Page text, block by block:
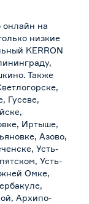
онлайн на
низкие
KERRON
Также
Гусеве,
Иртыше,
Азово,
Усть-
Усть-
Омке,
Архипо-